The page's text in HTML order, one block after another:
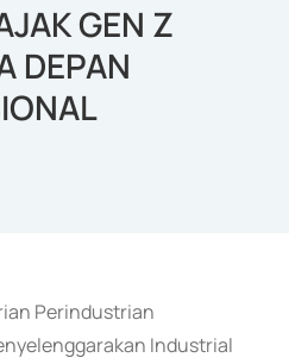
GEN Z
DEPAN
Perindustrian
Industrial